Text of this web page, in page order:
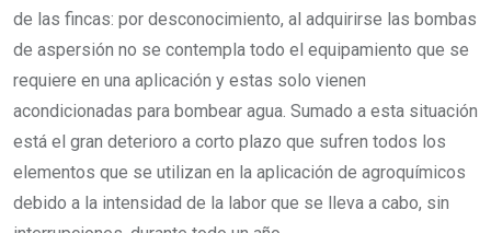
de las fincas: por desconocimiento, al adquirirse las bombas
de aspersión no se contempla todo el equipamiento que se
requiere en una aplicación y estas solo vienen
acondicionadas para bombear agua. Sumado a esta situación
está el gran deterioro a corto plazo que sufren todos los
elementos que se utilizan en la aplicación de agroquímicos
debido a la intensidad de la labor que se lleva a cabo, sin